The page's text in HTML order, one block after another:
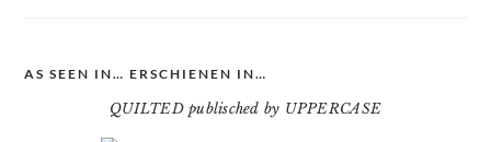
AS SEEN IN… ERSCHIENEN IN…
QUILTED publisched by UPPERCASE